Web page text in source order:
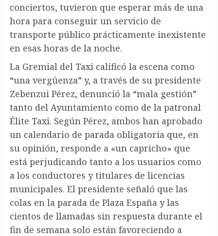
conciertos, tuvieron que esperar más de una
hora para conseguir un servicio de
transporte público prácticamente inexistente
en esas horas de la noche.
La Gremial del Taxi calificó la escena como
“una vergüenza” y, a través de su presidente
Zebenzui Pérez, denunció la “mala gestión”
tanto del Ayuntamiento como de la patronal
Élite Taxi. Según Pérez, ambos han aprobado
un calendario de parada obligatoria que, en
su opinión, responde a «un capricho» que
está perjudicando tanto a los usuarios como
a los conductores y titulares de licencias
municipales. El presidente señaló que las
colas en la parada de Plaza España y las
cientos de llamadas sin respuesta durante el
fin de semana solo están favoreciendo a